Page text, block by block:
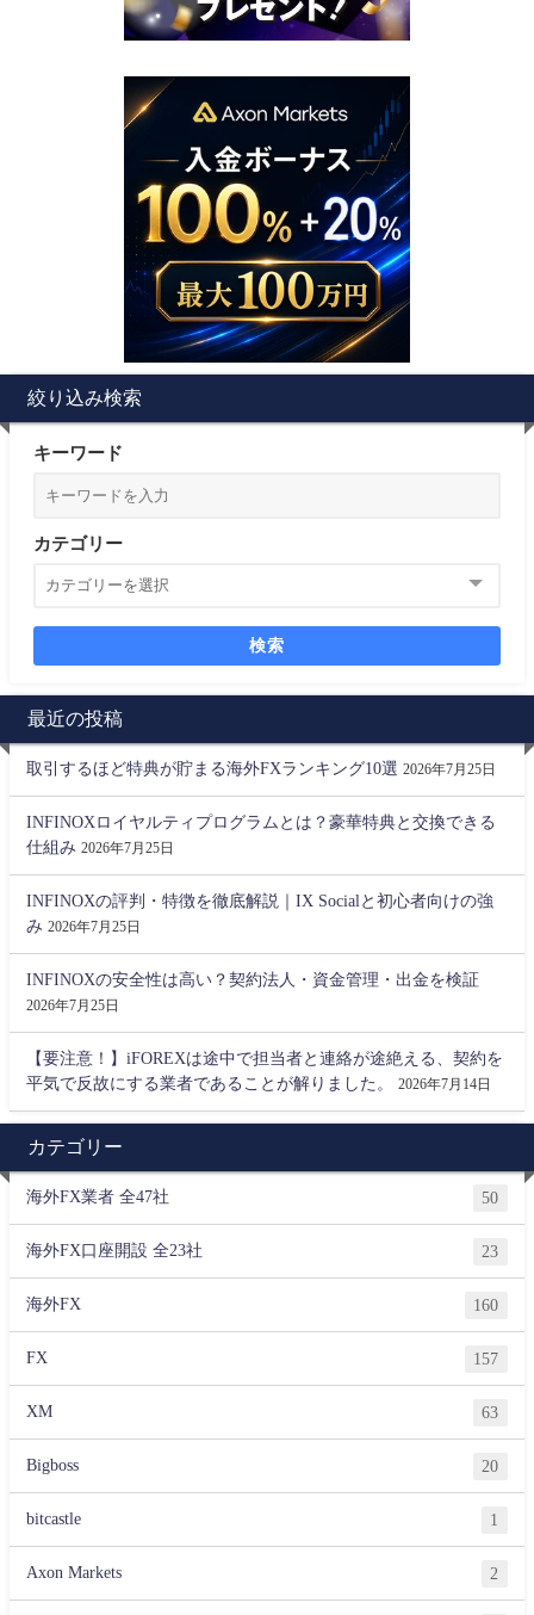
絞り込み検索
キーワード
カテゴリー
検索
最近の投稿
取引するほど特典が貯まる海外FXランキング10選 2026年7月25日
INFINOXロイヤルティプログラムとは？豪華特典と交換できる
仕組み 2026年7月25日
INFINOXの評判・特徴を徹底解説｜IX Socialと初心者向けの強
み 2026年7月25日
INFINOXの安全性は高い？契約法人・資金管理・出金を検証
2026年7月25日
【要注意！】iFOREXは途中で担当者と連絡が途絶える、契約を
平気で反故にする業者であることが解りました。
2026年7月14日
カテゴリー
海外FX業者 全47社 50
海外FX口座開設 全23社 23
海外FX 160
FX 157
XM 63
Bigboss 20
bitcastle 1
Axon Markets 2